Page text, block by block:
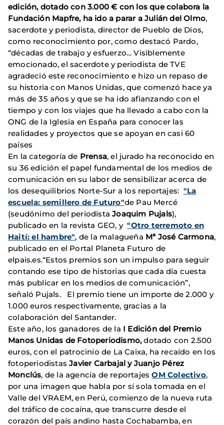
edición, dotado con 3.000 € con los que colabora la
Fundación Mapfre, ha ido a parar a Julián del Olmo,
sacerdote y periodista, director de Pueblo de Dios,
como reconocimiento por, como destacó Pardo,
“décadas de trabajo y esfuerzo… Visiblemente
emocionado, el sacerdote y periodista de TVE
agradeció este reconocimiento e hizo un repaso de
su historia con Manos Unidas, que comenzó hace ya
más de 35 años y que se ha ido afianzando con el
tiempo y con los viajes que ha llevado a cabo con la
ONG de la Iglesia en España para conocer las
realidades y proyectos que se apoyan en casi 60
países
En la categoría de Prensa, el jurado ha reconocido en
su 36 edición el papel fundamental de los medios de
comunicación en su labor de sensibilizar acerca de
los desequilibrios Norte-Sur a los reportajes: "La
escuela: semillero de Futuro"de Pau Mercé
(seudónimo del periodistaJoaquim Pujals),
publicado en la revista GEO, y"Otro terremoto en
Haití: el hambre", de la malagueña Mª José Carmona,
publicado en el Portal Planeta Futuro de
elpais.es.“Estos premios son un impulso para seguir
contando ese tipo de historias que cada día cuesta
más publicar en los medios de comunicación”,
señaló Pujals. El premio tiene un importe de 2.000 y
1.000 euros respectivamente, gracias a la
colaboración del Santander.
Este año, los ganadores de la I Edición del Premio
Manos Unidas de Fotoperiodismo, dotado con 2.500
euros, con el patrocinio de La Caixa, ha recaído en los
fotoperiodistasJavier Carbajal y Juanjo Pérez
Monclús, de la agencia de reportajesOM Colectivo,
por una imagen que habla por sí sola tomada en el
Valle del VRAEM, en Perú, comienzo de la nueva ruta
del tráfico de cocaína, que transcurre desde el
corazón del país andino hasta Cochabamba, en